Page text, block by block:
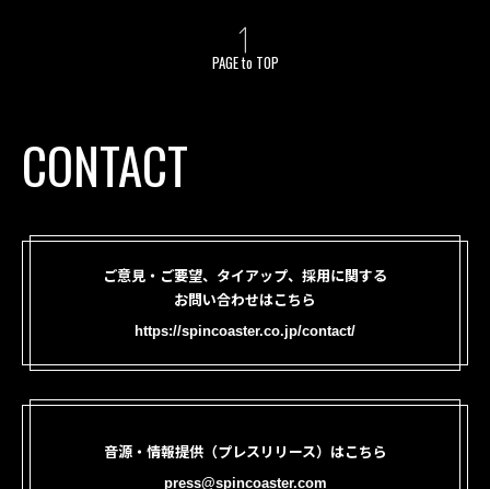
PAGE to TOP
CONTACT
ご意見・ご要望、タイアップ、採用に関する
お問い合わせはこちら
https://spincoaster.co.jp/contact/
音源・情報提供（プレスリリース）はこちら
press@spincoaster.com